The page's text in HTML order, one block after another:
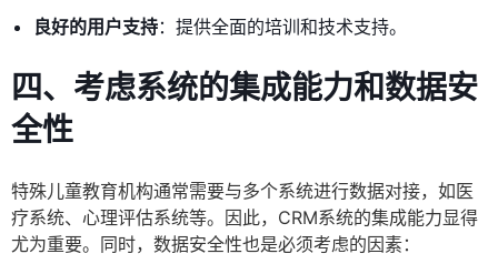
良好的用户支持：提供全面的培训和技术支持。
四、考虑系统的集成能力和数据安
全性
特殊儿童教育机构通常需要与多个系统进行数据对接，如医
疗系统、心理评估系统等。因此，CRM系统的集成能力显得
尤为重要。同时，数据安全性也是必须考虑的因素：